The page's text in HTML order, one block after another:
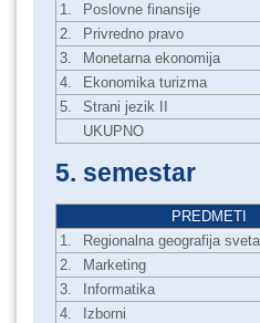
1.
Poslovne finansije
2.
Privredno pravo
3.
Monetarna ekonomija
4.
Ekonomika turizma
5.
Strani jezik II
UKUPNO
5. semestar
PREDMETI
1.
Regionalna geografija sveta
2.
Marketing
3.
Informatika
4.
Izborni